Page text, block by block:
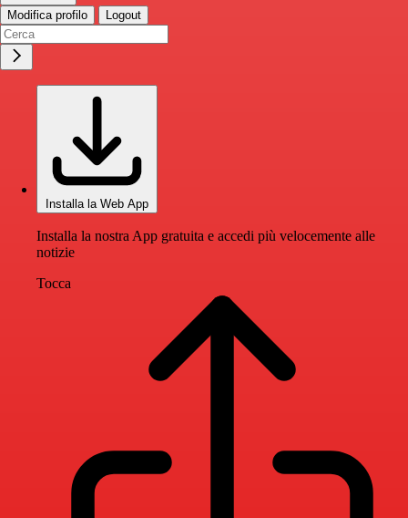
Modifica profilo Logout
Installa la Web App
Installa la nostra App gratuita e accedi più velocemente alle
notizie
Tocca